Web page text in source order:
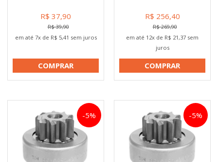
R$ 37,90
R$ 39,90
em até 7x de R$ 5,41 sem juros
COMPRAR
R$ 256,40
R$ 269,90
em até 12x de R$ 21,37 sem
juros
COMPRAR
-5% -5%